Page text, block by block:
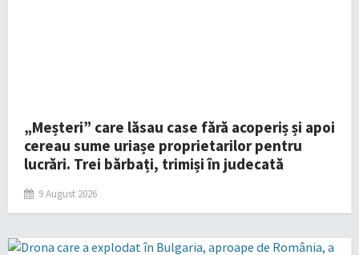
„Meșteri” care lăsau case fără acoperiș și apoi
cereau sume uriașe proprietarilor pentru
lucrări. Trei bărbați, trimiși în judecată
9 August 2026